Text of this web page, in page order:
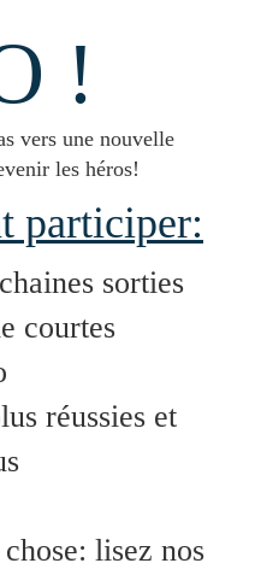
!
vers une nouvelle
les héros!
participer:
sorties
courtes
réussies et
lisez nos